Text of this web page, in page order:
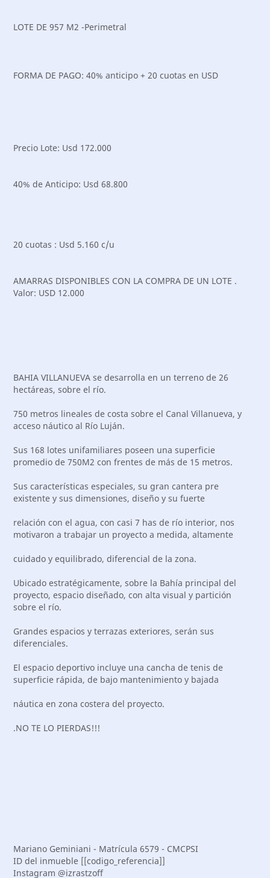
LOTE DE 957 M2 -Perimetral
FORMA DE PAGO: 40% anticipo + 20 cuotas en USD
Precio Lote: Usd 172.000
40% de Anticipo: Usd 68.800
20 cuotas : Usd 5.160 c/u
AMARRAS DISPONIBLES CON LA COMPRA DE UN LOTE .
Valor: USD 12.000
BAHIA VILLANUEVA se desarrolla en un terreno de 26
hectáreas, sobre el río.
750 metros lineales de costa sobre el Canal Villanueva, y
acceso náutico al Río Luján.
Sus 168 lotes unifamiliares poseen una superficie
promedio de 750M2 con frentes de más de 15 metros.
Sus características especiales, su gran cantera pre
existente y sus dimensiones, diseño y su fuerte
relación con el agua, con casi 7 has de río interior, nos
motivaron a trabajar un proyecto a medida, altamente
cuidado y equilibrado, diferencial de la zona.
Ubicado estratégicamente, sobre la Bahía principal del
proyecto, espacio diseñado, con alta visual y partición
sobre el río.
Grandes espacios y terrazas exteriores, serán sus
diferenciales.
El espacio deportivo incluye una cancha de tenis de
superficie rápida, de bajo mantenimiento y bajada
náutica en zona costera del proyecto.
.NO TE LO PIERDAS!!!
Mariano Geminiani - Matrícula 6579 - CMCPSI
ID del inmueble [[codigo_referencia]]
Instagram @izrastzoff